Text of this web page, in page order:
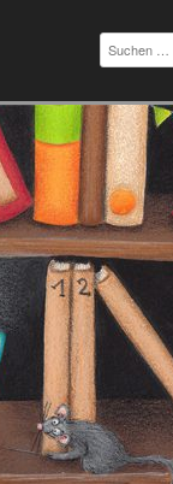
Suchen
nach: